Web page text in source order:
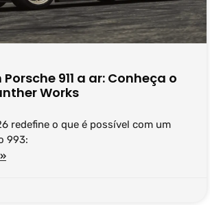
911 a ar: Conheça o
Works
redefine o que é possível com um
993: